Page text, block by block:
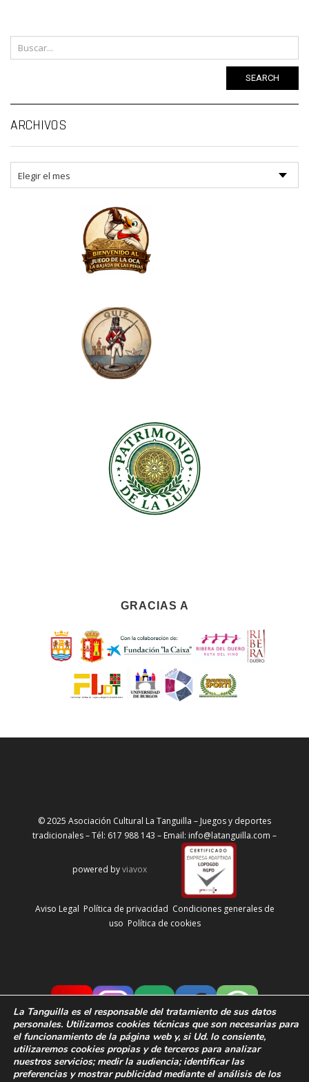
SEARCH
ARCHIVOS
GRACIAS A
© 2025 Asociación Cultural La Tanguilla – Juegos y deportes
tradicionales – Tél: 617 988 143 – Email: info@latanguilla.com –
powered byviavox
Aviso Legal Política de privacidad Condiciones generales de
uso Política de cookies
La Tanguilla es el responsable del tratamiento de sus datos
personales. Utilizamos cookies técnicas que son necesarias para
el funcionamiento de la página web y, si Ud. lo consiente,
utilizaremos cookies propias y de terceros para analizar
nuestros servicios; medir la audiencia;identificar las
preferencias ymostrar publicidad mediante el análisis de los